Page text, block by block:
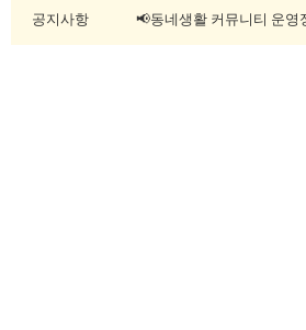
공지사항 📢동네생활 커뮤니티 운